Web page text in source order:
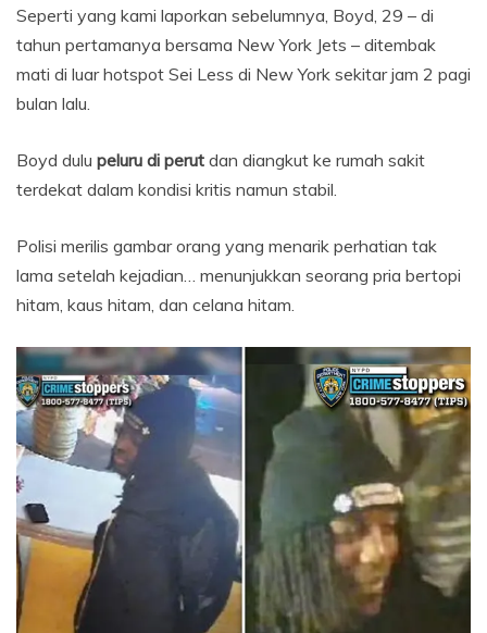
Seperti yang kami laporkan sebelumnya, Boyd, 29 – di
tahun pertamanya bersama New York Jets – ditembak
mati di luar hotspot Sei Less di New York sekitar jam 2 pagi
bulan lalu.
Boyd dulu peluru di perut dan diangkut ke rumah sakit
terdekat dalam kondisi kritis namun stabil.
Polisi merilis gambar orang yang menarik perhatian tak
lama setelah kejadian… menunjukkan seorang pria bertopi
hitam, kaus hitam, dan celana hitam.